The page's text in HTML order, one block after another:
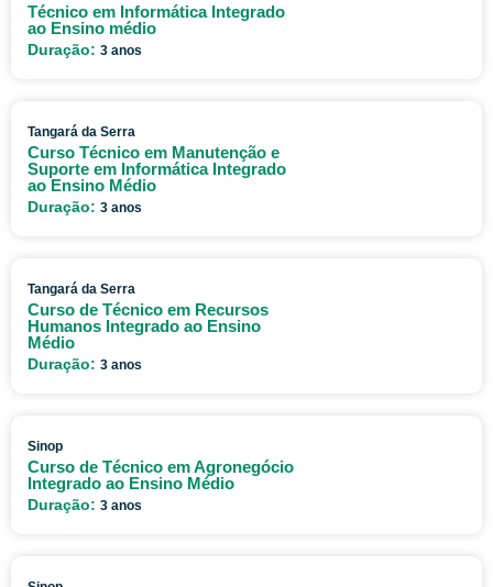
Técnico em Informática Integrado
ao Ensino médio
Duração: 3 anos
Tangará da Serra
Curso Técnico em Manutenção e
Suporte em Informática Integrado
ao Ensino Médio
Duração: 3 anos
Tangará da Serra
Curso de Técnico em Recursos
Humanos Integrado ao Ensino
Médio
Duração: 3 anos
Sinop
Curso de Técnico em Agronegócio
Integrado ao Ensino Médio
Duração: 3 anos